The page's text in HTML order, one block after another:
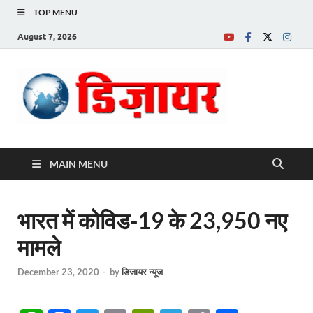
TOP MENU
August 7, 2026
MAIN MENU
भारत में कोविड-19 के 23,950 नए
मामले
December 23, 2020 - byडिजायर न्यूज